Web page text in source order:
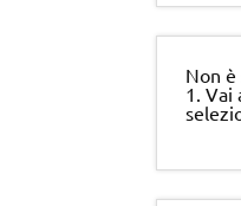
Non
1. Vai